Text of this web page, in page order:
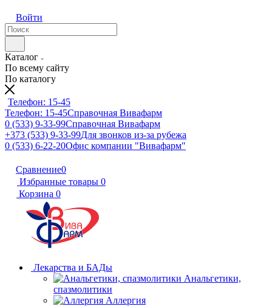
Войти
Каталог
По всему сайту
По каталогу
Телефон: 15-45
Телефон: 15-45Справочная Вивафарм
0 (533) 9-33-99Справочная Вивафарм
+373 (533) 9-33-99Для звонков из-за рубежа
0 (533) 6-22-20Офис компании "Вивафарм"
Сравнение0
Избранные товары 0
Корзина 0
Лекарства и БАДы
Анальгетики,
спазмолитики
Аллергия